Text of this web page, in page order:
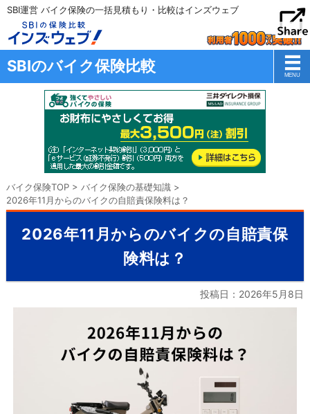
SBI運営 バイク保険の一括見積もり・比較はインズウェブ
SBIのバイク保険比較
バイク保険TOP> バイク保険の基礎知識 >
2026年11月からのバイクの自賠責保険料は？
2026年11月からのバイクの自賠責保
険料は？
投稿日： 2026年5月8日